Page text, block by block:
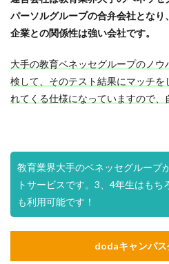
パーソルグループの合弁会社とな
企業との関係性は強い会社です。
大手の教育ベネッセグループのノ
検して、そのテスト結果にマッチを
れてくる仕様になっていますので、
教育業界大手のベネッセグループ
トサービスです。3、4年生はもち
も利用可能です！
dodaキャンパス